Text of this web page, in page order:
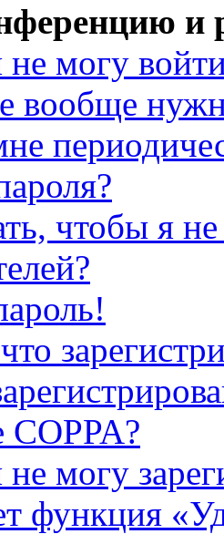
и
могу
вообще
чтобы я
COPPA?
могу
функция